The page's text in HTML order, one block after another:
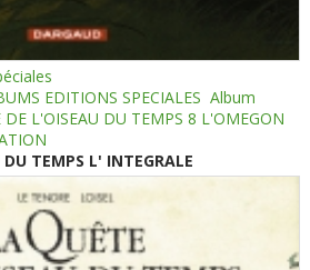
EDITIONS SPECIALES Album
DE L'OISEAU DU TEMPS 8 L'OMEGON
TEMPS L' INTEGRALE